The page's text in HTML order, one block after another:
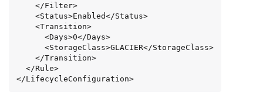
</LifecycleConfiguration>